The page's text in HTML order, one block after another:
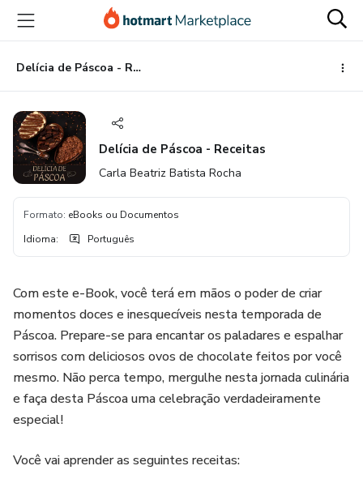
para
conteúdo
principal
para
pagamento
para
rodapé
Delícia de Páscoa - Receitas
Delícia de Páscoa - Receitas
Carla Beatriz Batista Rocha
Formato: eBooks ou Documentos
Idioma: Português
Com este e-Book, você terá em mãos o poder de criar
momentos doces e inesquecíveis nesta temporada de
Páscoa. Prepare-se para encantar os paladares e espalhar
sorrisos com deliciosos ovos de chocolate feitos por você
mesmo. Não perca tempo, mergulhe nesta jornada culinária
e faça desta Páscoa uma celebração verdadeiramente
especial!
Você vai aprender as seguintes receitas: